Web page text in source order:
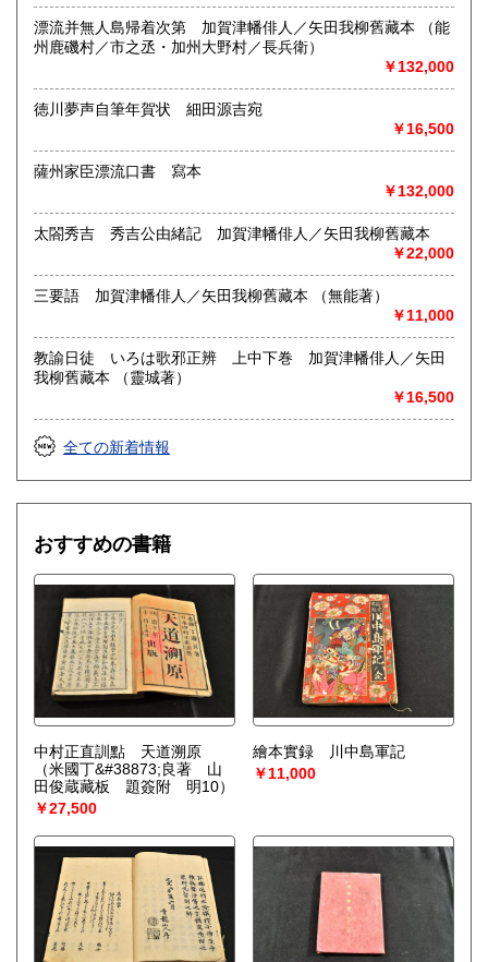
籍、雜誌ガ有リマシタラ何種ヲ問ワズ一册デモ結構デス弊店
ヘ御拂下ゲ願ヒマス誠實ヲ旨トシテ必ズ御滿足ノ行ク樣勉強
買受致シマス
哲学宗教、歴史、美術工芸、国語国文、古典籍、近代文献、
キリスト教文献 和本 書画 浮世絵 明治文献 古文書
漂流并無人島帰着次第 加賀津幡俳人／矢田我柳舊藏本 （能
州鹿磯村／市之丞・加州大野村／長兵衛）
￥132,000
徳川夢声自筆年賀状 細田源吉宛
￥16,500
薩州家臣漂流口書 寫本
￥132,000
太閤秀吉 秀吉公由緒記 加賀津幡俳人／矢田我柳舊藏本
￥22,000
三要語 加賀津幡俳人／矢田我柳舊藏本 （無能著）
￥11,000
教諭日徒 いろは歌邪正辨 上中下巻 加賀津幡俳人／矢田
我柳舊藏本 （靈城著）
￥16,500
全ての新着情報
おすすめの書籍
中村正直訓點 天道溯原
（米國丁&#38873;良著 山
田俊蔵藏板 題簽附 明10）
￥27,500
繪本實録 川中島軍記
￥11,000